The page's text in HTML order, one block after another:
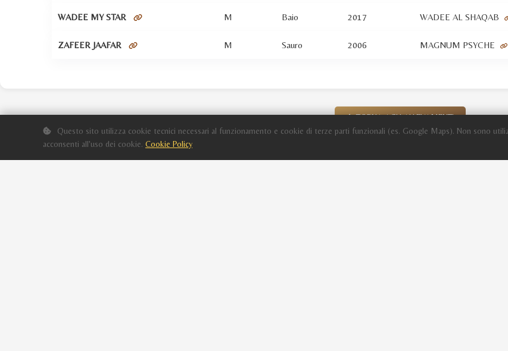
WADEE MY STAR M Baio 2017 WADEE AL SHAQAB
ZAFEER JAAFAR M Sauro 2006 MAGNUM PSYCHE
TORNA AGLI ALLEVAMENTI
Questo sito utilizza cookie tecnici necessari al funzionamento e cookie di terze parti funzionali (es. Google Maps). Non sono
acconsenti all'uso dei cookie. Cookie Policy